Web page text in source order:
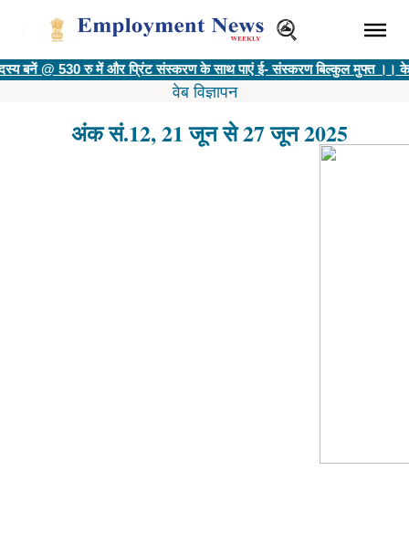
@ 530 रु में और प्रिंट संस्करण के साथ पाएं ई- संस्करण बिल्कुल मुफ्त ।।
वेब विज्ञापन
अंक सं.12, 21 जून से 27 जून 2025